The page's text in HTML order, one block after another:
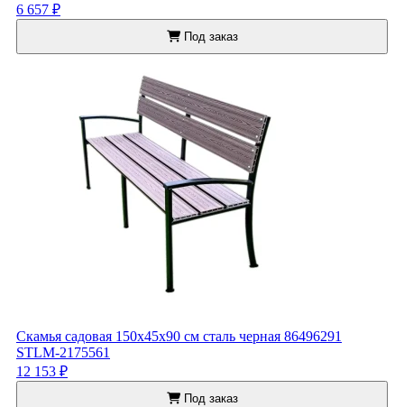
6 657 ₽
Под заказ
Скамья садовая 150x45x90 см сталь черная 86496291
STLM-2175561
12 153 ₽
Под заказ